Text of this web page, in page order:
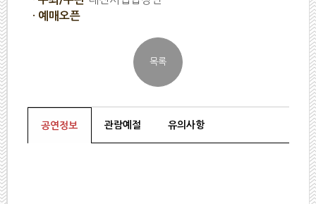
· 예매오픈
공연정보 관람예절 유의사항